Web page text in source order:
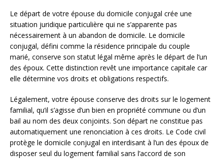
Le départ de votre épouse du domicile conjugal crée une
situation juridique particulière qui ne s’apparente pas
nécessairement à un abandon de domicile. Le domicile
conjugal, défini comme la résidence principale du couple
marié, conserve son statut légal même après le départ de l’un
des époux. Cette distinction revêt une importance capitale car
elle détermine vos droits et obligations respectifs.
Légalement, votre épouse conserve des droits sur le logement
familial, qu’il s’agisse d’un bien en propriété commune ou d’un
bail au nom des deux conjoints. Son départ ne constitue pas
automatiquement une renonciation à ces droits. Le Code civil
protège le domicile conjugal en interdisant à l’un des époux de
disposer seul du logement familial sans l’accord de son